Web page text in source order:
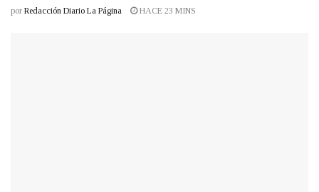
por Redacción Diario La Página HACE 23 MINS